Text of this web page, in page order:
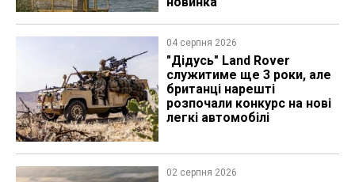
04 серпня 2026
"Дідусь" Land Rover
служитиме ще 3 роки, але
британці нарешті
розпочали конкурс на нові
легкі автомобілі
02 серпня 2026